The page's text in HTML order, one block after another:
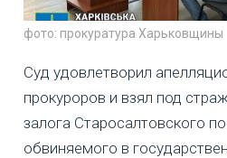
фото: прокуратура Харьковщины
Суд удовлетворил
прокуроров и взял под
залога Старосалтовского
обвиняемого в